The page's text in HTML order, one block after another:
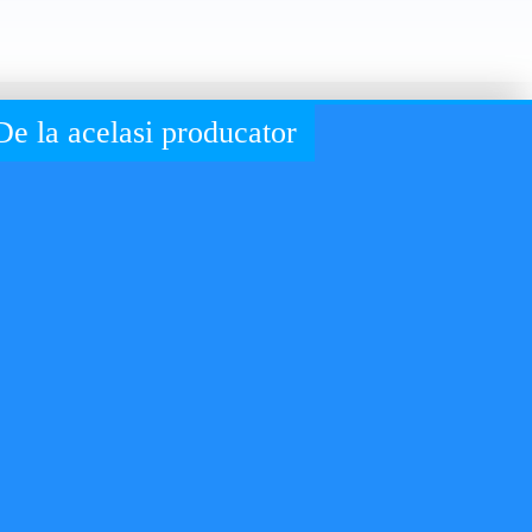
la acelasi producator